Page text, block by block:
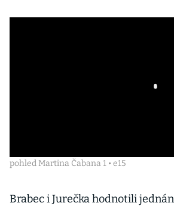
pohled Martina Čabana 1 • e15
Brabec i Jurečka hodnotili